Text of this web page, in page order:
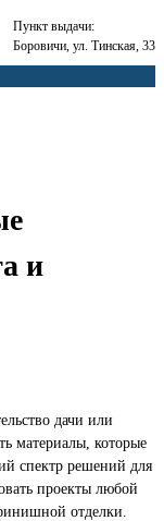
Пункт выдачи:
Боровичи, ул. Тинская, 33
и
дачи или
материалы, которые
спектр решений для
проекты любой
отделки.